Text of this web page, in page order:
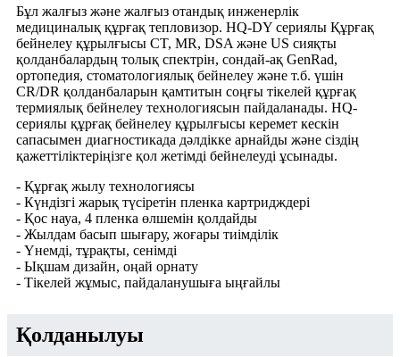
Бұл жалғыз және жалғыз отандық инженерлік
медициналық құрғақ тепловизор. HQ-DY сериялы Құрғақ
бейнелеу құрылғысы CT, MR, DSA және US сияқты
қолданбалардың толық спектрін, сондай-ақ GenRad,
ортопедия, стоматологиялық бейнелеу және т.б. үшін
CR/DR қолданбаларын қамтитын соңғы тікелей құрғақ
термиялық бейнелеу технологиясын пайдаланады. HQ-
сериялы құрғақ бейнелеу құрылғысы керемет кескін
сапасымен диагностикада дәлдікке арнайды және сіздің
қажеттіліктеріңізге қол жетімді бейнелеуді ұсынады.
- Құрғақ жылу технологиясы
- Күндізгі жарық түсіретін пленка картридждері
- Қос науа, 4 пленка өлшемін қолдайды
- Жылдам басып шығару, жоғары тиімділік
- Үнемді, тұрақты, сенімді
- Ықшам дизайн, оңай орнату
- Тікелей жұмыс, пайдаланушыға ыңғайлы
Қолданылуы